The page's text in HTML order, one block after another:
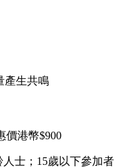
產生共鳴
價港幣$900
士；15歲以下參加者